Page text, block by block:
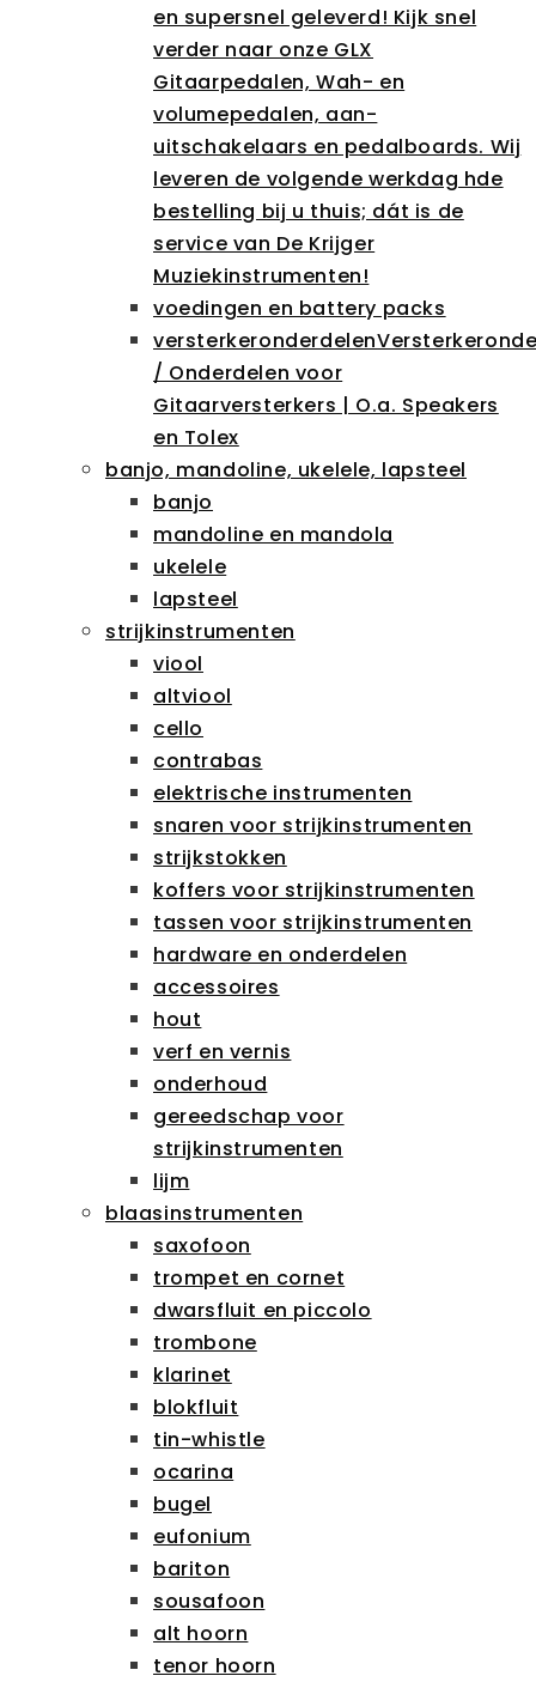
en supersnel geleverd! Kijk snel
verder naar onze GLX
Gitaarpedalen, Wah- en
volumepedalen, aan-
uitschakelaars en pedalboards. Wij
leveren de volgende werkdag hde
bestelling bij u thuis; dát is de
service van De Krijger
Muziekinstrumenten!
voedingen en battery packs
versterkeronderdelen
/ Onderdelen voor
Gitaarversterkers | O.a. Speakers
en Tolex
banjo, mandoline, ukelele, lapsteel
banjo
mandoline en mandola
ukelele
lapsteel
strijkinstrumenten
viool
altviool
cello
contrabas
elektrische instrumenten
snaren voor strijkinstrumenten
strijkstokken
koffers voor strijkinstrumenten
tassen voor strijkinstrumenten
hardware en onderdelen
accessoires
hout
verf en vernis
onderhoud
gereedschap voor
strijkinstrumenten
lijm
blaasinstrumenten
saxofoon
trompet en cornet
dwarsfluit en piccolo
trombone
klarinet
blokfluit
tin-whistle
ocarina
bugel
eufonium
bariton
sousafoon
alt hoorn
tenor hoorn